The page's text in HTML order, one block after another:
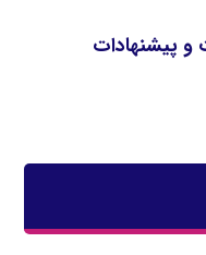
و پیشنهادات